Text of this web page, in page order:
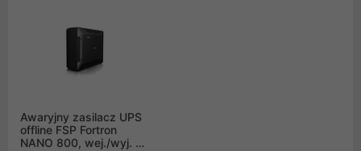
Awaryjny zasilacz UPS
offline FSP Fortron
NANO 800, wej./wyj. 1-